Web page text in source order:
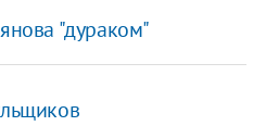
"дураком"